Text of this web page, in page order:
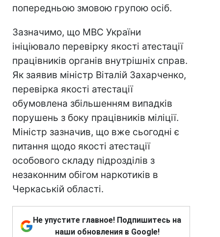
попередньою змовою групою осіб.
Зазначимо, що МВС України
ініціювало перевірку якості атестації
працівників органів внутрішніх справ.
Як заявив міністр Віталій Захарченко,
перевірка якості атестації
обумовлена ​​збільшенням випадків
порушень з боку працівників міліції.
Міністр зазначив, що вже сьогодні є
питання щодо якості атестації
особового складу підрозділів з
незаконним обігом наркотиків в
Черкаській області.
Не упустите главное! Подпишитесь на
наши обновления в Google!